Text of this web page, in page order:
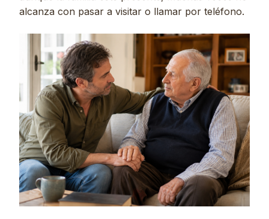
alcanza con pasar a visitar o llamar por teléfono.